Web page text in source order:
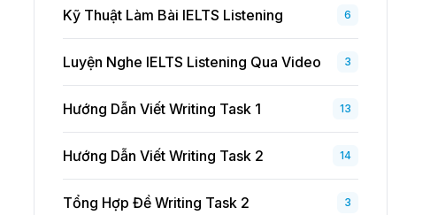
Kỹ Thuật Làm Bài IELTS Listening 6
Luyện Nghe IELTS Listening Qua Video 3
Hướng Dẫn Viết Writing Task 1 13
Hướng Dẫn Viết Writing Task 2 14
Tổng Hợp Đề Writing Task 2 3